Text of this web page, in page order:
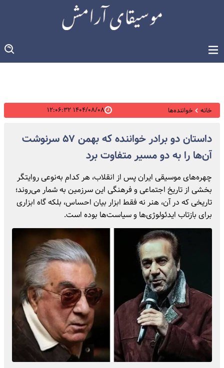
خانه خواننده‌ها ۱۴۰۴/۰۸/۰۸ ۱۲:۰۶:۳۲
داستان دو برادر خواننده که بهمن ۵۷ سرنوشت
آن‌ها را به دو مسیر متفاوت برد
چهره‌های موسیقی ایران پس از انقلاب، هر کدام به‌نوعی روایتگر
بخشی از تاریخ اجتماعی و فرهنگی این سرزمین‌ به شمار می‌روند؛
تاریخی که در آن، هنر نه فقط ابزار بیان احساس، بلکه گاه ابزاری
برای بازتاب ایدئولوژی‌ها و سیاست‌ها بوده است.